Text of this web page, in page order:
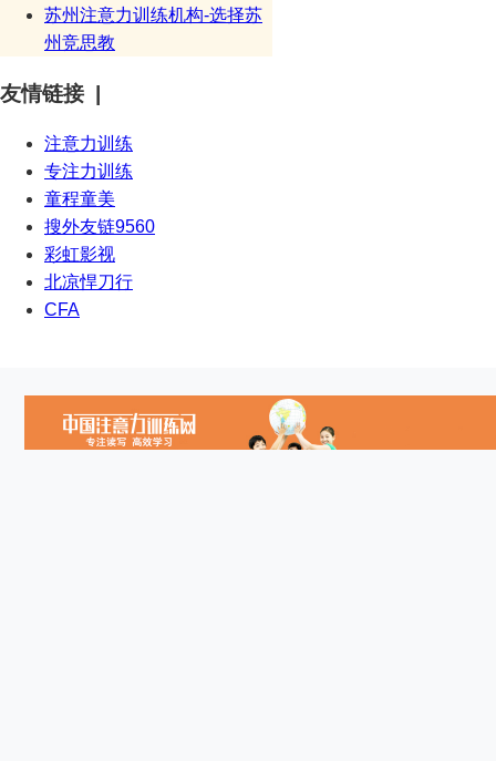
苏州注意力训练机构-选择苏
州竞思教
友情链接 |
注意力训练
专注力训练
童程童美
搜外友链9560
彩虹影视
北凉悍刀行
CFA